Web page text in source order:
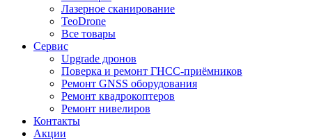
Лазерное сканирование
TeoDrone
Все товары
Сервис
Upgrade дронов
Поверка и ремонт ГНСС-приёмников
Ремонт GNSS оборудования
Ремонт квадрокоптеров
Ремонт нивелиров
Контакты
Акции